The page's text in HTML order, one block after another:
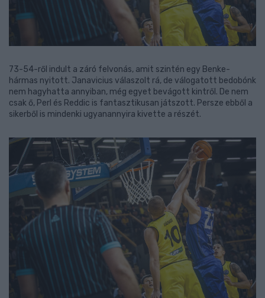
73-54-ről indult a záró felvonás, amit szintén egy Benke-
hármas nyitott. Janavicius válaszolt rá, de válogatott bedobónk
nem hagyhatta annyiban, még egyet bevágott kintről. De nem
csak ő, Perl és Reddic is fantasztikusan játszott. Persze ebből a
sikerből is mindenki ugyanannyira kivette a részét.